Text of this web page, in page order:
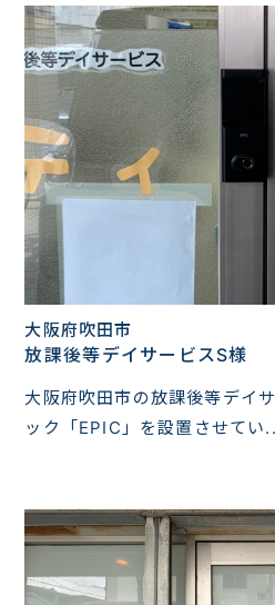
大阪府吹田市
放課後等デイサービスS様
大阪府吹田市の放課後等デイ
ック「EPIC」を設置させてい